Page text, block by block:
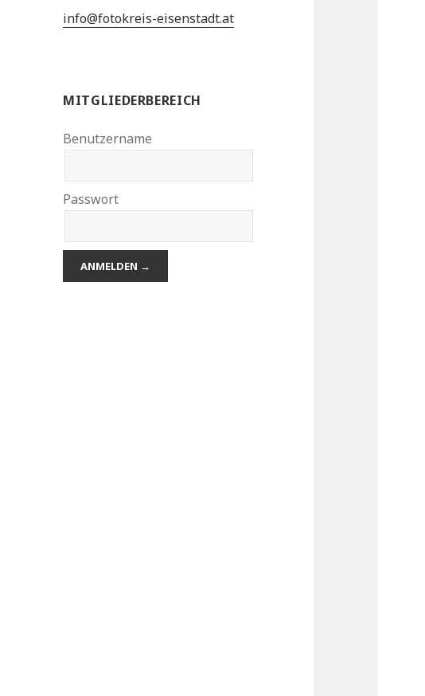
info@fotokreis-eisenstadt.at
MITGLIEDERBEREICH
Benutzername
Passwort